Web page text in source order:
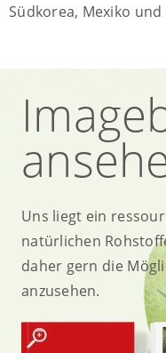
Südkorea, Mexiko und
Uns liegt ein
natürlichen
daher gern die
anzusehen.